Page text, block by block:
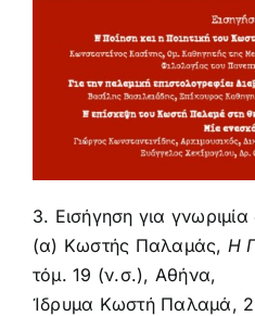
3. Εισήγηση για
(α) Κωστής Παλαμάς, Η
τόμ. 19 (ν.σ.), Αθήνα,
Ίδρυμα Κωστή Παλαμά,